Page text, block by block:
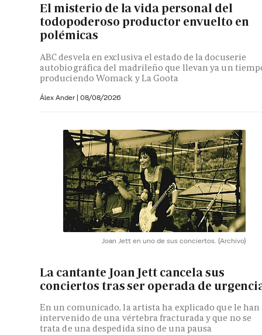
El misterio de la vida personal del
todopoderoso productor envuelto en
polémicas
ABC desvela en exclusiva el estado de la docuserie
autobiográfica del madrileño que llevan ya un
produciendo Womack y La Goota
Álex Ander | 08/08/2026
Joan Jett en uno de sus conciertos. (Archivo)
La cantante Joan Jett cancela sus
conciertos tras ser operada de
En un comunicado, la artista ha explicado que le han
intervenido de una vértebra fracturada y que no se
trata de una despedida sino de una pausa